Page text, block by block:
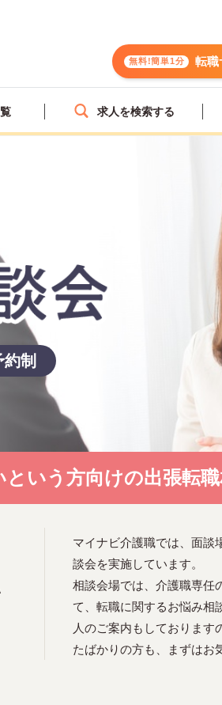
無料!簡単1分 転職
求人を検索する
制
という方向けの出張転職
マイナビ介護職では、面談
談会を実施しています。
相談会場では、介護職専任
て、転職に関するお悩み相
人のご案内もしております
たばかりの方も、まずはお